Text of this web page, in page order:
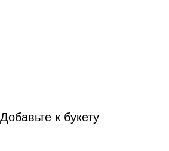
Добавьте к букету